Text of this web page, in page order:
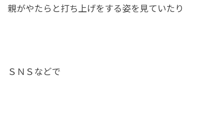
親がやたらと打ち上げをする姿を見ていたり
ＳＮＳなどで